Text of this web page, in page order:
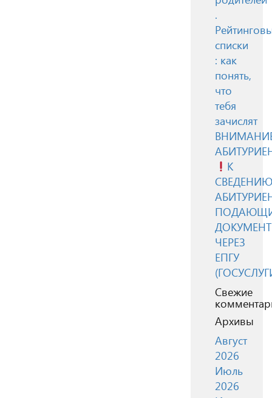
.
списки
: как
понять,
что
тебя
зачислят
К
СВЕДЕНИЮ
ЧЕРЕЗ
ЕПГУ
Свежие
Архивы
Август
2026
Июль
2026